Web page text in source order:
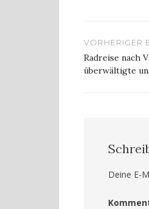
VORHERIGER
Radreise nach
überwältigte
Deine E-